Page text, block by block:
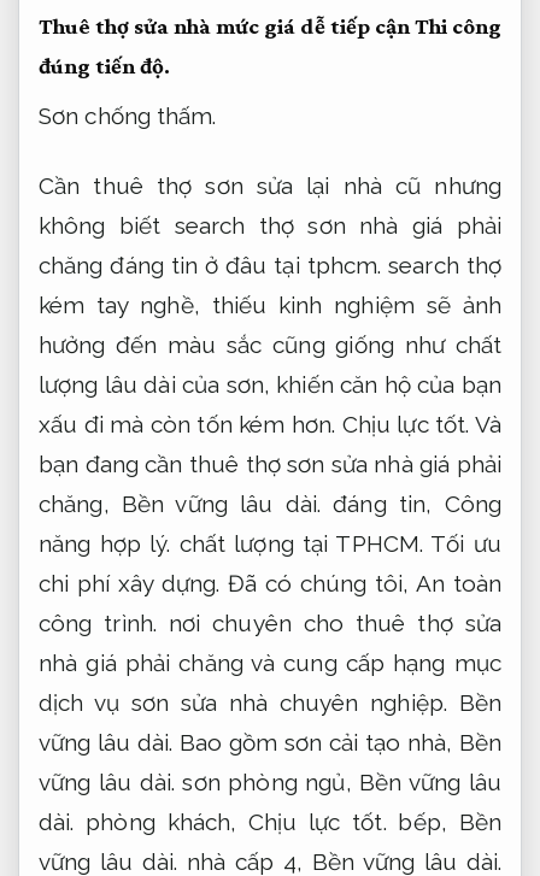
Thuê thợ sửa nhà mức giá dễ tiếp cận Thi công
đúng tiến độ.
Sơn chống thấm.
Cần thuê thợ sơn sửa lại nhà cũ nhưng
không biết search thợ sơn nhà giá phải
chăng đáng tin ở đâu tại tphcm. search thợ
kém tay nghề, thiếu kinh nghiệm sẽ ảnh
hưởng đến màu sắc cũng giống như chất
lượng lâu dài của sơn, khiến căn hộ của bạn
xấu đi mà còn tốn kém hơn. Chịu lực tốt. Và
bạn đang cần thuê thợ sơn sửa nhà giá phải
chăng, Bền vững lâu dài. đáng tin, Công
năng hợp lý. chất lượng tại TPHCM. Tối ưu
chi phí xây dựng. Đã có chúng tôi, An toàn
công trình. nơi chuyên cho thuê thợ sửa
nhà giá phải chăng và cung cấp hạng mục
dịch vụ sơn sửa nhà chuyên nghiệp. Bền
vững lâu dài. Bao gồm sơn cải tạo nhà, Bền
vững lâu dài. sơn phòng ngủ, Bền vững lâu
dài. phòng khách, Chịu lực tốt. bếp, Bền
vững lâu dài. nhà cấp 4, Bền vững lâu dài.